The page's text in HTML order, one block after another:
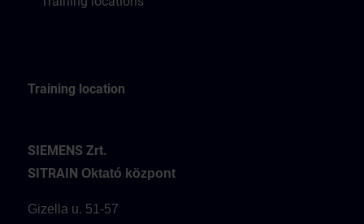
Training location
SIEMENS Zrt.
SITRAIN Oktató központ
Gizella u. 51-57